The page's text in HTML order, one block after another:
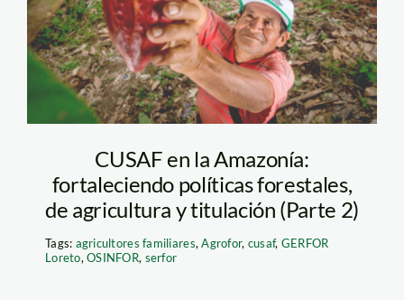
CUSAF en la Amazonía:
fortaleciendo políticas forestales,
de agricultura y titulación (Parte 2)
Tags: agricultores familiares,Agrofor, cusaf, GERFOR
Loreto,OSINFOR, serfor